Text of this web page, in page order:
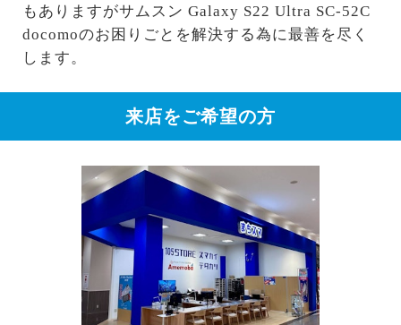
もありますがサムスン Galaxy S22 Ultra SC-52C
docomoのお困りごとを解決する為に最善を尽く
します。
来店をご希望の方